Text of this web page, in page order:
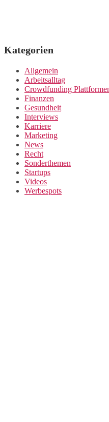
Kategorien
Allgemein
Arbeitsalltag
Crowdfunding
Finanzen
Gesundheit
Interviews
Karriere
Marketing
News
Recht
Sonderthemen
Startups
Videos
Werbespots